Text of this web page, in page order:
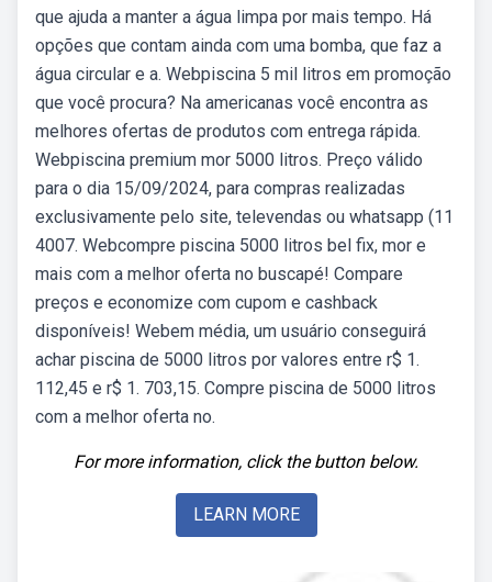
que ajuda a manter a água limpa por mais tempo. Há
opções que contam ainda com uma bomba, que faz a
água circular e a. Webpiscina 5 mil litros em promoção
que você procura? Na americanas você encontra as
melhores ofertas de produtos com entrega rápida.
Webpiscina premium mor 5000 litros. Preço válido
para o dia 15/09/2024, para compras realizadas
exclusivamente pelo site, televendas ou whatsapp (11
4007. Webcompre piscina 5000 litros bel fix, mor e
mais com a melhor oferta no buscapé! Compare
preços e economize com cupom e cashback
disponíveis! Webem média, um usuário conseguirá
achar piscina de 5000 litros por valores entre r$ 1.
112,45 e r$ 1. 703,15. Compre piscina de 5000 litros
com a melhor oferta no.
For more information, click the button below.
LEARN MORE